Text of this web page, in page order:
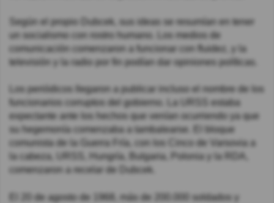
Según el propio Dubcek, sus ideas se resumían en tener
un socialismo con rostro humano. Los medios de
comunicación comenzaron a funcionar con fluidez, y la
televisión y la radio por fin podían dar opiniones políticas.
Los periódicos llegaron a publicar incluso el nombre de los
funcionarios corruptos del gobierno. La URSS estaba
expectante ante los hechos que venían ocurriendo ya que
su hegemonía comenzaba a tambalearse. El bloque
comunista de la Guerra Fría, con los Cinco de Varsovia a
la cabeza, URSS, Hungría, Bulgaria, Polonia y la RDA,
comenzaron a recelar de Dubcek.
El 20 de agosto de 1968, más de 200.000 soldados y